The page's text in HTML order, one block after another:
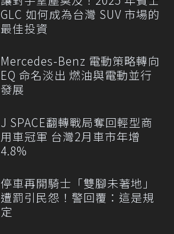
GLC 如何成為台灣 SUV 市場的
最佳投資
Mercedes-Benz 電動策略轉向
EQ 命名淡出 燃油與電動並行
發展
J SPACE翻轉戰局奪回輕型商
用車冠軍 台灣2月車市年增
4.8%
停車再開騎士「雙腳未著地」
遭罰引民怨！警回覆：這是規
定